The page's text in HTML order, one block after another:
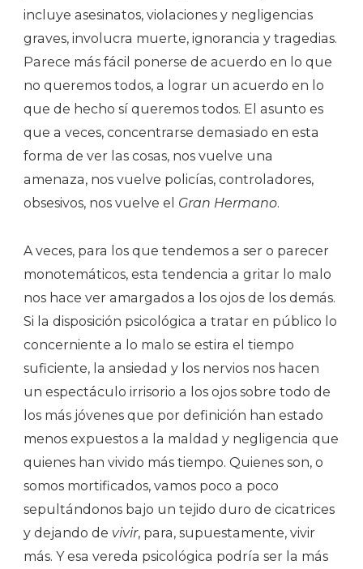
incluye asesinatos, violaciones y negligencias
graves, involucra muerte, ignorancia y tragedias.
Parece más fácil ponerse de acuerdo en lo que
no queremos todos, a lograr un acuerdo en lo
que de hecho sí queremos todos. El asunto es
que a veces, concentrarse demasiado en esta
forma de ver las cosas, nos vuelve una
amenaza, nos vuelve policías, controladores,
obsesivos, nos vuelve el Gran Hermano.
A veces, para los que tendemos a ser o parecer
monotemáticos, esta tendencia a gritar lo malo
nos hace ver amargados a los ojos de los demás.
Si la disposición psicológica a tratar en público lo
concerniente a lo malo se estira el tiempo
suficiente, la ansiedad y los nervios nos hacen
un espectáculo irrisorio a los ojos sobre todo de
los más jóvenes que por definición han estado
menos expuestos a la maldad y negligencia que
quienes han vivido más tiempo. Quienes son, o
somos mortificados, vamos poco a poco
sepultándonos bajo un tejido duro de cicatrices
y dejando de vivir, para, supuestamente, vivir
más. Y esa vereda psicológica podría ser la más